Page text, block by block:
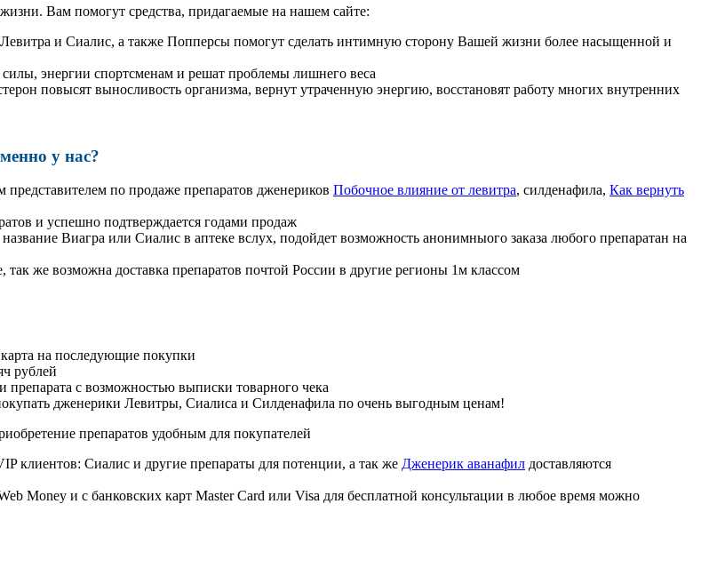
Вам помогут средства, придагаемые на нашем сайте:
и Сиалис, а также Попперсы помогут сделать интимную сторону Вашей жизни более насыщенной и
энергии спортсменам и решат проблемы лишнего веса
повысят выносливость организма, вернут утраченную энергию, восстановят работу многих внутренних
у нас?
по продаже препаратов дженериков Побочное влияние от левитра, силденафила, Как вернуть
и успешно подтверждается годами продаж
Виагра или Сиалис в аптеке вслух, подойдет возможность анонимныого заказа любого препаратан на
же возможна доставка препаратов почтой России в другие регионы 1м классом
на последующие покупки
рублей
с возможностью выписки товарного чека
дженерики Левитры, Сиалиса и Силденафила по очень выгодным ценам!
препаратов удобным для покупателей
клиентов: Сиалис и другие препараты для потенции, а так же Дженерик аванафил доставляются
Money и с банковских карт Master Card или Visa для бесплатной консультации в любое время можно